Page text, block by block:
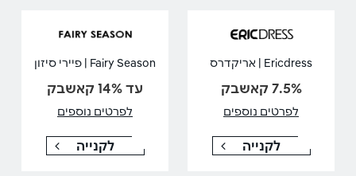
Ericdress | אריקדרס
7.5% קאשבק
לפרטים נוספים
לקנייה
Fairy Season | פיירי סיזון
עד 14% קאשבק
לפרטים נוספים
לקנייה